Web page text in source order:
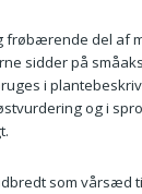
frøbærende del af
sidder på
i
og i
som vårsæd